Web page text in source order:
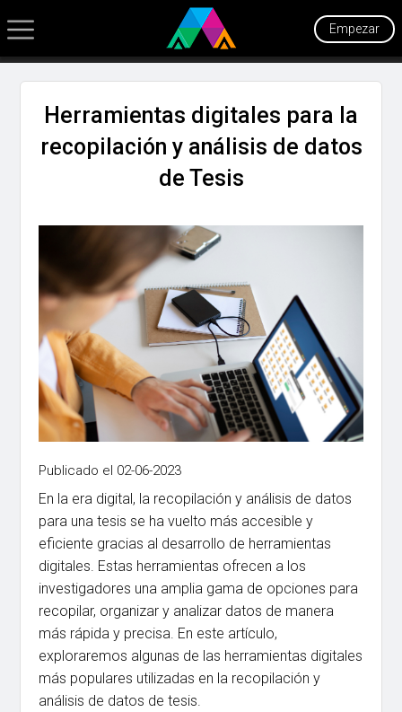
Empezar
Herramientas digitales para la
recopilación y análisis de datos
de Tesis
Publicado el 02-06-2023
En la era digital, la recopilación y análisis de datos
para una tesis se ha vuelto más accesible y
eficiente gracias al desarrollo de herramientas
digitales. Estas herramientas ofrecen a los
investigadores una amplia gama de opciones para
recopilar, organizar y analizar datos de manera
más rápida y precisa. En este artículo,
exploraremos algunas de las herramientas digitales
más populares utilizadas en la recopilación y
análisis de datos de tesis.